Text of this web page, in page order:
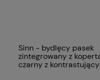
Sinn - bydlęcy pasek
zintegrowany z
czarny z